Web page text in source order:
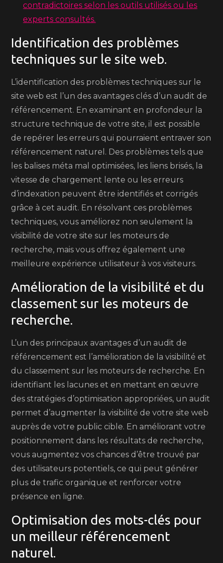
contradictoires selon les outils utilisés ou les
experts consultés.
Identification des problèmes
techniques sur le site web.
L’identification des problèmes techniques sur le
site web est l’un des avantages clés d’un audit de
référencement. En examinant en profondeur la
structure technique de votre site, il est possible
de repérer les erreurs qui pourraient entraver son
référencement naturel. Des problèmes tels que
les balises méta mal optimisées, les liens brisés, la
vitesse de chargement lente ou les erreurs
d’indexation peuvent être identifiés et corrigés
grâce à cet audit. En résolvant ces problèmes
techniques, vous améliorez non seulement la
visibilité de votre site sur les moteurs de
recherche, mais vous offrez également une
meilleure expérience utilisateur à vos visiteurs.
Amélioration de la visibilité et du
classement sur les moteurs de
recherche.
L’un des principaux avantages d’un audit de
référencement est l’amélioration de la visibilité et
du classement sur les moteurs de recherche. En
identifiant les lacunes et en mettant en œuvre
des stratégies d’optimisation appropriées, un audit
permet d’augmenter la visibilité de votre site web
auprès de votre public cible. En améliorant votre
positionnement dans les résultats de recherche,
vous augmentez vos chances d’être trouvé par
des utilisateurs potentiels, ce qui peut générer
plus de trafic organique et renforcer votre
présence en ligne.
Optimisation des mots-clés pour
un meilleur référencement
naturel.